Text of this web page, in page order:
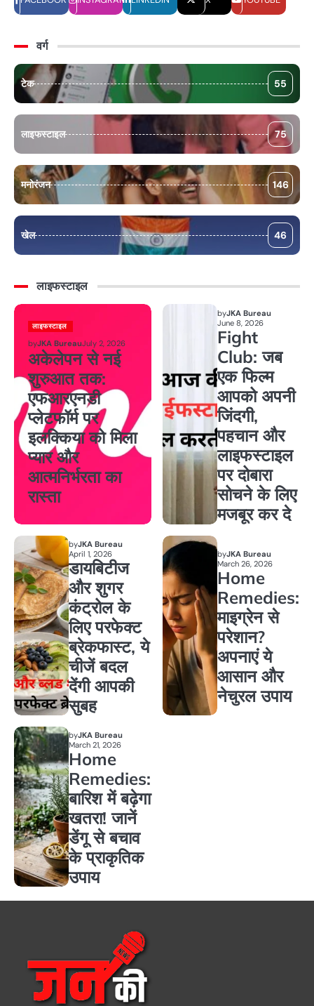
वर्ग
टेक 55
लाइफस्टाइल 75
मनोरंजन 146
खेल 46
लाइफस्टाइल
लाइफस्टाइल
byJKA BureauJuly 2, 2026
अकेलेपन से नई
शुरुआत तक:
एफआरएनडी
प्लेटफॉर्म पर
इलक्किया को मिला
प्यार और
आत्मनिर्भरता का
रास्ता
byJKA Bureau
June 8, 2026
Fight
Club: जब
एक फिल्म
आपको अपनी
जिंदगी,
पहचान और
लाइफस्टाइल
पर दोबारा
सोचने के लिए
मजबूर कर दे
byJKA Bureau
April 1, 2026
डायबिटीज
और शुगर
कंट्रोल के
लिए परफेक्ट
ब्रेकफास्ट, ये
चीजें बदल
देंगी आपकी
सुबह
byJKA Bureau
March 26, 2026
Home
Remedies:
माइग्रेन से
परेशान?
अपनाएं ये
आसान और
नेचुरल उपाय
byJKA Bureau
March 21, 2026
Home
Remedies:
बारिश में बढ़ेगा
खतरा! जानें
डेंगू से बचाव
के प्राकृतिक
उपाय